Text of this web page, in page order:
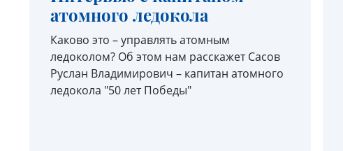
атомного ледокола
Каково это – управлять атомным
ледоколом? Об этом нам расскажет Сасов
Руслан Владимирович – капитан атомного
ледокола "50 лет Победы"